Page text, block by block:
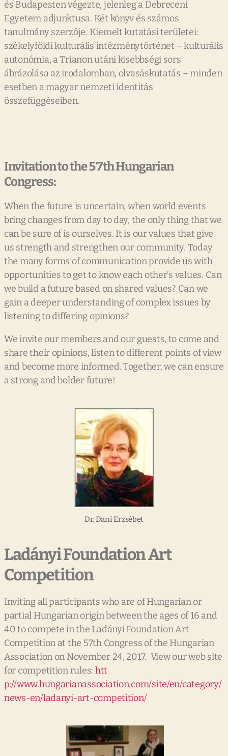
és Budapesten végezte, jelenleg a Debreceni
Egyetem adjunktusa. Két könyv és számos
tanulmány szerzője. Kiemelt kutatási területei:
székelyföldi kulturális intézménytörténet – kulturális
autonómia, a Trianon utáni kisebbségi sors
ábrázolása az irodalomban, olvasáskutatás – minden
esetben a magyar nemzeti identitás
összefüggéseiben.
Invitation to the 57th Hungarian
Congress:
When the future is uncertain, when world events
bring changes from day to day, the only thing that we
can be sure of is ourselves. It is our values that give
us strength and strengthen our community. Today
the many forms of communication provide us with
opportunities to get to know each other’s values. Can
we build a future based on shared values? Can we
gain a deeper understanding of complex issues by
listening to differing opinions?
We invite our members and our guests, to come and
share their opinions, listen to different points of view
and become more informed. Together, we can ensure
a strong and bolder future!
Dr. Dani Erzsébet
Ladányi Foundation Art
Competition
Inviting all participants who are of Hungarian or
partial Hungarian origin between the ages of 16 and
40 to compete in the Ladányi Foundation Art
Competition at the 57th Congress of the Hungarian
Association on November 24, 2017. View our web site
for competition rules: htt
p://www.hungarianassociation.com/site/en/category/
news-en/ladanyi-art-competition/